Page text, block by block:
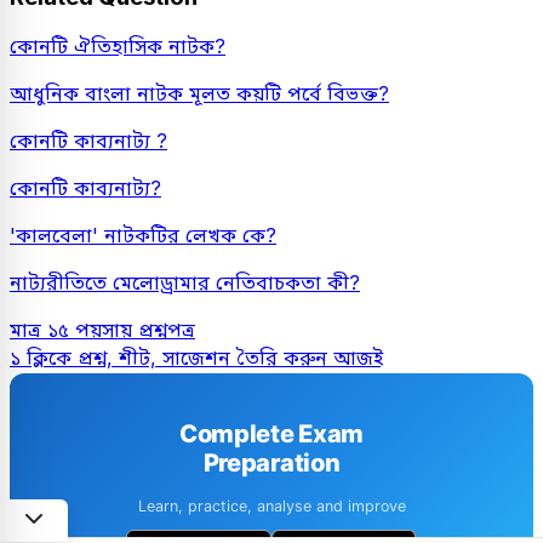
কোনটি ঐতিহাসিক নাটক?
আধুনিক বাংলা নাটক মূলত কয়টি পর্বে বিভক্ত?
কোনটি কাব্যনাট্য ?
কোনটি কাব্যনাট্য?
'কালবেলা' নাটকটির লেখক কে?
নাট্যরীতিতে মেলোড্রামার নেতিবাচকতা কী?
মাত্র ১৫ পয়সায় প্রশ্নপত্র
১ ক্লিকে প্রশ্ন, শীট, সাজেশন তৈরি করুন আজই
Complete Exam
Preparation
Learn, practice, analyse and improve